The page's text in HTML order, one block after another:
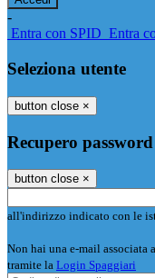
-
Entra con SPID Entra
Seleziona utente
button close ×
Recupero password
button close ×
all'indirizzo indicato con le
Non hai una e-mail associata
tramite la Login Spaggiari